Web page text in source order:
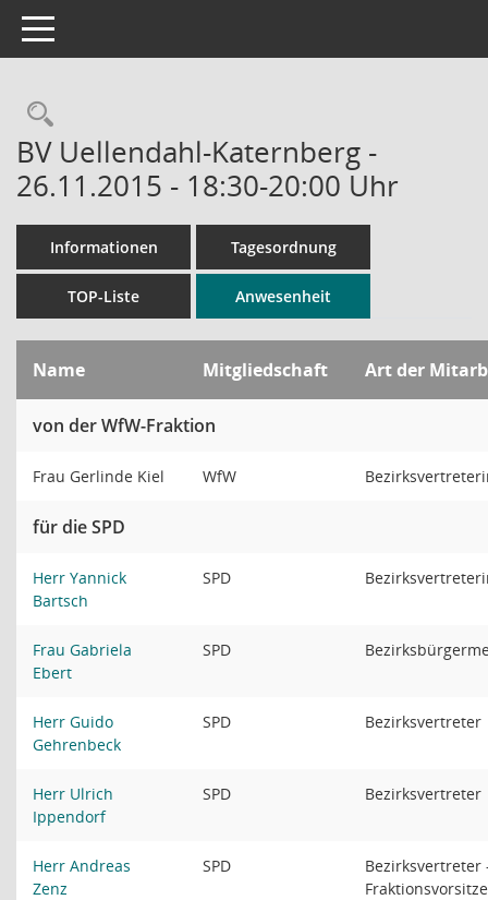
Toggle navigation
Rechercheauswahl
BV Uellendahl-Katernberg -
26.11.2015 - 18:30-20:00 Uhr
Informationen Tagesordnung
TOP-Liste Anwesenheit
Name Mitgliedschaft Art der
von der WfW-Fraktion
Frau Gerlinde Kiel WfW
für die SPD
Herr Yannick
Bartsch
SPD
Frau Gabriela
Ebert
SPD
Herr Guido
Gehrenbeck
SPD Bezirksvertreter
Herr Ulrich
Ippendorf
SPD Bezirksvertreter
Herr Andreas
Zenz
SPD
Bezirksvertreter